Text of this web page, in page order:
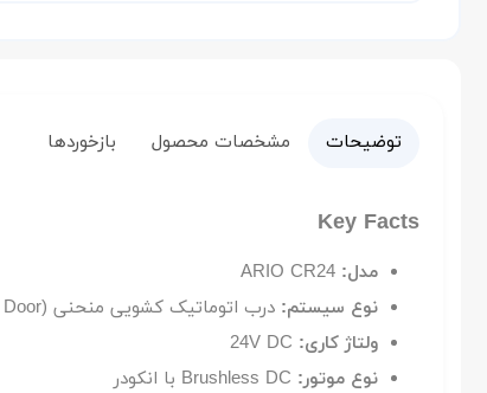
توضیحات مشخصات محصول بازخوردها
Key Facts
مدل:
نوع سیستم: درب اتوماتیک کشویی منحنی (Curved Sliding Door)
ولتاژ کاری:
نوع موتور: